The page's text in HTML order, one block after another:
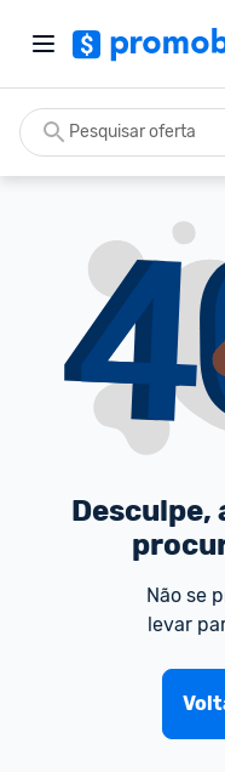
Desculpe,
Não se
levar